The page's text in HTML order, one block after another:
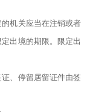
机关应当在注销或者
出境的期限。限定出
、停留居留证件由签